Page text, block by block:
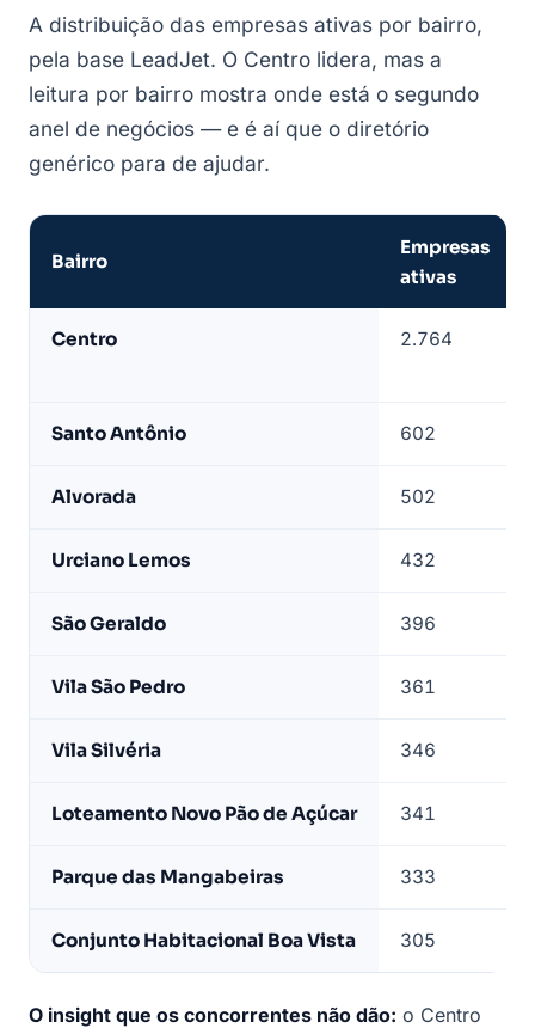
A distribuição das empresas ativas por bairro,
pela base LeadJet. O Centro lidera, mas a
leitura por bairro mostra onde está o segundo
anel de negócios — e é aí que o diretório
genérico para de ajudar.
bairro
base
Bairro
Empresas
ativas
Centro 2.764
Santo Antônio 602
Alvorada 502
Urciano Lemos 432
São Geraldo 396
Vila São Pedro 361
Vila Silvéria 346
Loteamento Novo Pão de Açúcar 341
Parque das Mangabeiras 333
Conjunto Habitacional Boa Vista 305
O insight que os concorrentes não dão: o Centro